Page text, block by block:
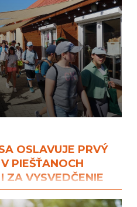
OSLAVUJE PRVÝ
PIEŠŤANOCH
ZA VYSVEDČENIE